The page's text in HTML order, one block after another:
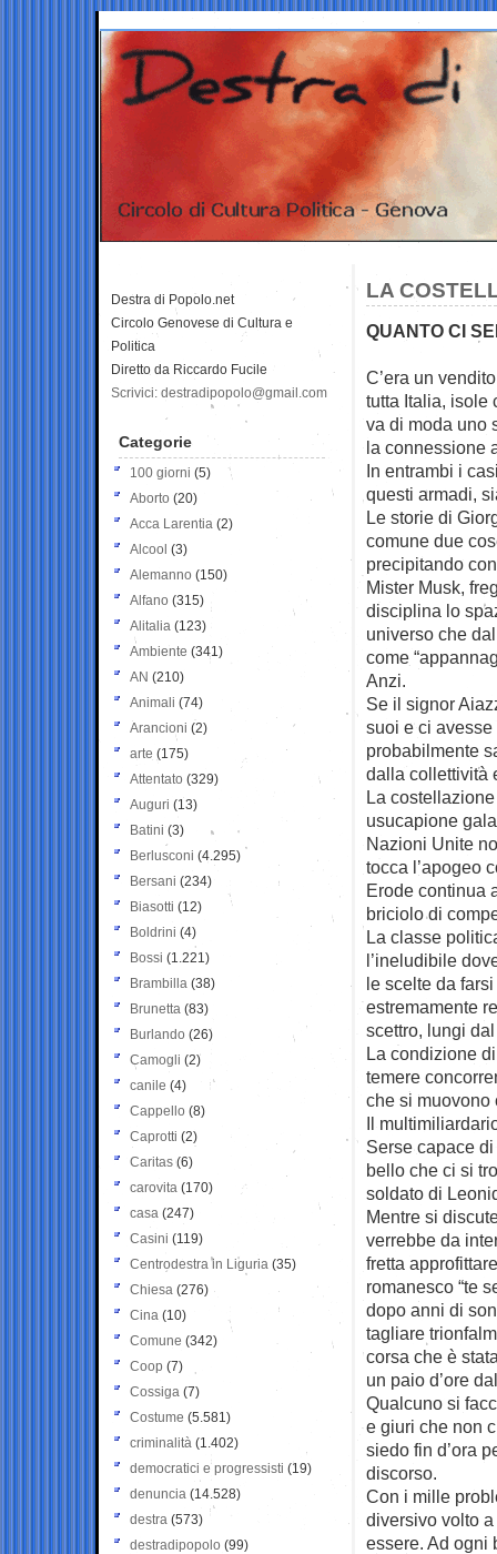
LA
QUANTO CI
C’era un
tutta Italia, isole
va di moda uno
la connessione
In entrambi i
questi armadi,
Le storie di
comune due
precipitando
Mister Musk,
disciplina lo
universo che
come
Anzi.
Se il signor
suoi e ci
probabilmente
dalla collettività
La
usucapione
Nazioni Unite
tocca l’apogeo
Erode continua
briciolo di
La classe
l’ineludibile
le scelte da
estremamente
scettro, lungi
La condizione
temere
che si muovono
Il
Serse capace
bello che ci si
soldato di
Mentre si
verrebbe da
fretta
romanesco “te
dopo anni di
tagliare
corsa che è
un paio d’ore
Qualcuno si
e giuri che non
siedo fin d’ora
discorso.
Con i mille
diversivo volto
essere. Ad ogni
Destra di Popolo.net
Circolo Genovese di Cultura e
Politica
Diretto da Riccardo Fucile
Scrivici: destradipopolo@gmail.com
Categorie
100 giorni (5)
Aborto (20)
Acca Larentia (2)
Alcool (3)
Alemanno (150)
Alfano (315)
Alitalia (123)
Ambiente (341)
AN (210)
Animali (74)
Arancioni (2)
arte (175)
Attentato (329)
Auguri (13)
Batini (3)
Berlusconi (4.295)
Bersani (234)
Biasotti (12)
Boldrini (4)
Bossi (1.221)
Brambilla (38)
Brunetta (83)
Burlando (26)
Camogli (2)
canile (4)
Cappello (8)
Caprotti (2)
Caritas (6)
carovita (170)
casa (247)
Casini (119)
Centrodestra in Liguria (35)
Chiesa (276)
Cina (10)
Comune (342)
Coop (7)
Cossiga (7)
Costume (5.581)
criminalità (1.402)
democratici e progressisti (19)
denuncia (14.528)
destra (573)
destradipopolo (99)